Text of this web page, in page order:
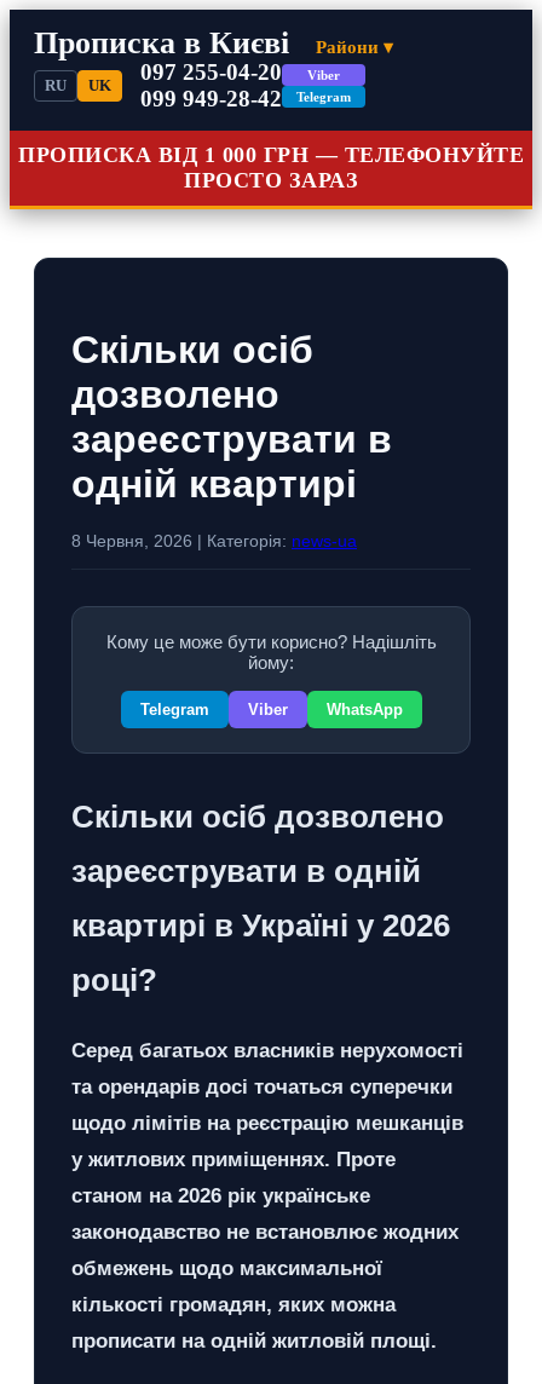
Прописка в Києві Райони ▾
RU UK
097 255-04-20
099 949-28-42
Viber
Telegram
ПРОПИСКА ВІД 1 000 ГРН — ТЕЛЕФОНУЙТЕ
ПРОСТО ЗАРАЗ
Скільки осіб
дозволено
зареєструвати в
одній квартирі
8 Червня, 2026 | Категорія: news-ua
Кому це може бути корисно? Надішліть
йому:
Telegram Viber WhatsApp
Скільки осіб дозволено
зареєструвати в одній
квартирі в Україні у 2026
році?
Серед багатьох власників нерухомості
та орендарів досі точаться суперечки
щодо лімітів на реєстрацію мешканців
у житлових приміщеннях. Проте
станом на 2026 рік українське
законодавство не встановлює жодних
обмежень щодо максимальної
кількості громадян, яких можна
прописати на одній житловій площі.